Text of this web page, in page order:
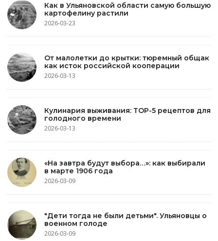
Как в Ульяновской области самую большую
картофелину растили
2026-03-23
От малолетки до крытки: тюремный общак
как исток российской кооперации
2026-03-13
Кулинария выживания: TOP-5 рецептов для
голодного времени
2026-03-13
«На завтра будут выбора…»: как выбирали
в марте 1906 года
2026-03-09
"Дети тогда не были детьми". Ульяновцы о
военном голоде
2026-03-09